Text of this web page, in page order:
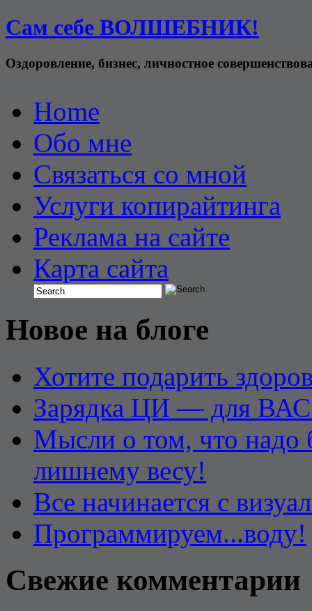
Сам себе ВОЛШЕБНИК!
Оздоровление, бизнес, личностное
Home
Обо мне
Связаться со мной
Услуги копирайтинга
Реклама на сайте
Карта сайта
Новое на блоге
Хотите подарить
Зарядка ЦИ — для
Мысли о том, что надо
лишнему весу!
Все начинается с
Программируем...воду!
Свежие комментарии